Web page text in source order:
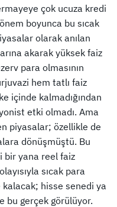
çok ucuza kredi
boyunca bu sıcak
olarak anılan
akarak yüksek faiz
para olmasının
hem tatlı faiz
içinde kalmadığından
etki olmadı. Ama
piyasalar; özellikle de
dönüşmüştü. Bu
bir yana reel faiz
sıcak para
hisse senedi ya
bu gerçek görülüyor.